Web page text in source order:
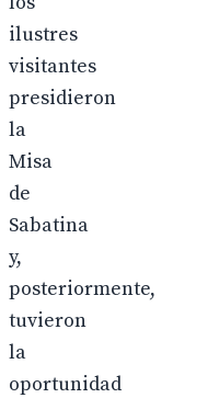
ilustres
visitantes
presidieron
la
Misa
de
Sabatina
y,
posteriormente,
tuvieron
la
oportunidad